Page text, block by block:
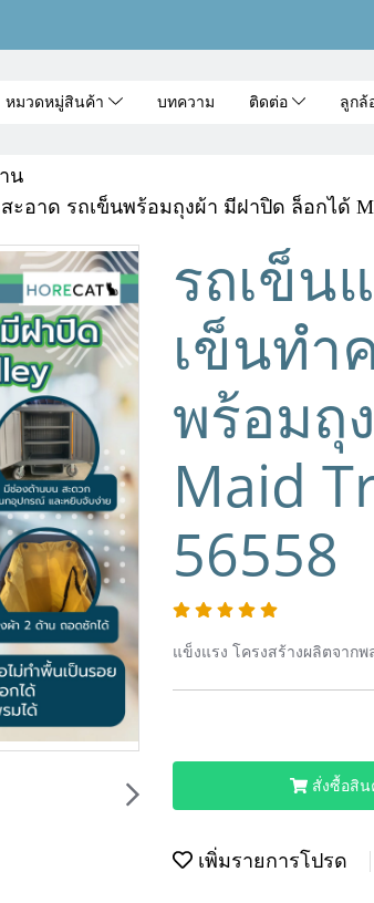
หมวดหมู่สินค้า บทความ ติดต่อ ลูกล้
น
อาด รถเข็นพร้อมถุงผ้า มีฝาปิด ล็อกได้
รถเข็น
เข็นทำ
พร้อมถุ
Maid
56558
แข็งแรง โครงสร้างผลิตจาก
สั่งซื้อสิน
เพิ่มรายการโปรด